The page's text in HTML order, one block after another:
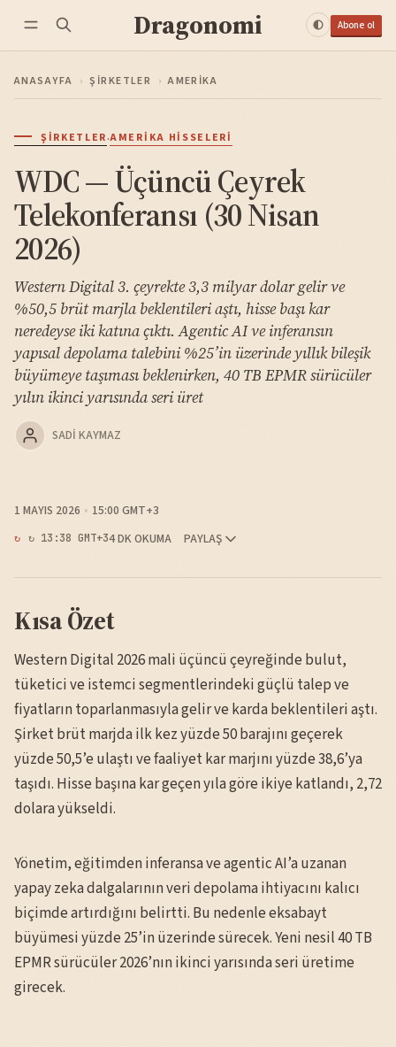
Dragonomi Abone ol
ANASAYFA › ŞIRKETLER › AMERIKA
ŞIRKETLER·AMERIKA HISSELERI
WDC — Üçüncü Çeyrek
Telekonferansı (30 Nisan
2026)
Western Digital 3. çeyrekte 3,3 milyar dolar gelir ve
%50,5 brüt marjla beklentileri aştı, hisse başı kar
neredeyse iki katına çıktı. Agentic AI ve inferansın
yapısal depolama talebini %25’in üzerinde yıllık bileşik
büyümeye taşıması beklenirken, 40 TB EPMR sürücüler
yılın ikinci yarısında seri üret
SADI KAYMAZ
1 MAYIS 2026 15:00 GMT+3
↻ 13:38 GMT+34 DK OKUMA PAYLAŞ
Kısa Özet
Western Digital 2026 mali üçüncü çeyreğinde bulut,
tüketici ve istemci segmentlerindeki güçlü talep ve
fiyatların toparlanmasıyla gelir ve karda beklentileri aştı.
Şirket brüt marjda ilk kez yüzde 50 barajını geçerek
yüzde 50,5’e ulaştı ve faaliyet kar marjını yüzde 38,6’ya
taşıdı. Hisse başına kar geçen yıla göre ikiye katlandı, 2,72
dolara yükseldi.
Yönetim, eğitimden inferansa ve agentic AI’a uzanan
yapay zeka dalgalarının veri depolama ihtiyacını kalıcı
biçimde artırdığını belirtti. Bu nedenle eksabayt
büyümesi yüzde 25’in üzerinde sürecek. Yeni nesil 40 TB
EPMR sürücüler 2026’nın ikinci yarısında seri üretime
girecek.